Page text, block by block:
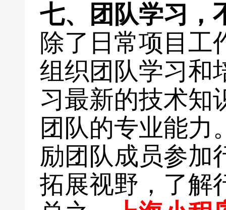
七、团队学习，
除了日常项目工
组织团队学习和
习最新的技术知
团队的专业能力
励团队成员参加
拓展视野，了解